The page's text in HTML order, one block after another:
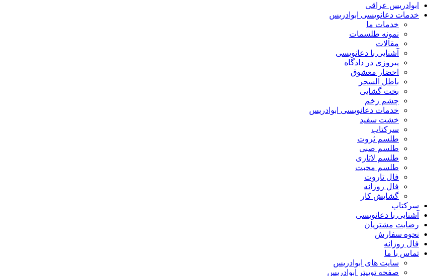
ابوادریس عراقی
خدمات دعانویسی ابوادریس
خدمات ما
نمونه طلسمات
مقالات
آشنایی با دعانویسی
پیروزی در دادگاه
احضار معشوق
باطل السحر
بخت گشایی
چشم زخم
خدمات دعانویسی ابوادریس
خشت سفید
سرکتاب
طلسم ثروت
طلسم صبی
طلسم لاتاری
طلسم محبت
فال تاروت
فال روزانه
گشایش کار
سرکتاب
آشنایی با دعانویسی
رضایت مشتریان
نحوه سفارش
فال روزانه
تماس با ما
سایت های ابوادریس
صفحه توییتر ابوادریس